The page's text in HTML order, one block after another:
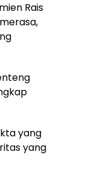
Rais
yang
yang